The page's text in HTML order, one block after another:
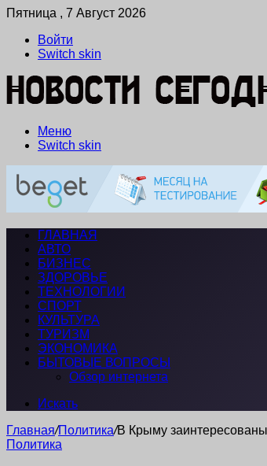
Пятница , 7 Август 2026
Войти
Switch skin
Меню
Switch skin
ГЛАВНАЯ
АВТО
БИЗНЕС
ЗДОРОВЬЕ
ТЕХНОЛОГИИ
СПОРТ
КУЛЬТУРА
ТУРИЗМ
ЭКОНОМИКА
БЫТОВЫЕ ВОПРОСЫ
Обзор интернета
Искать
Главная/Политика/В Крыму
Политика